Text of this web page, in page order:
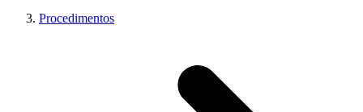
Procedimentos